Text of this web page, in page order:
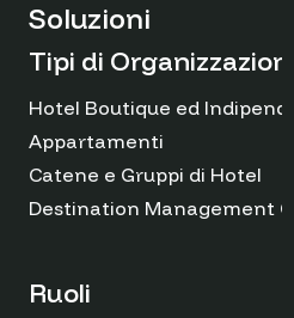
Soluzioni
Tipi di Organizzazioni
Hotel Boutique ed
Appartamenti
Catene e Gruppi di Hotel
Destination Management
Ruoli